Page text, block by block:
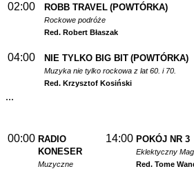
02:00 ROBB TRAVEL (POWTÓRKA)
Rockowe podróże
Red. Robert Błaszak
04:00 NIE TYLKO BIG BIT (POWTÓRKA)
Muzyka nie tylko rockowa z lat 60. i 70.
Red. Krzysztof Kosiński
...
00:00 RADIO
KONESER
Muzyczne
14:00 POKÓJ NR 3
Eklektyczny
Red. Tome